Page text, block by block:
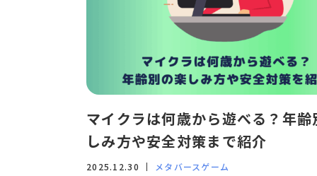
マイクラは何歳から遊べる？年齢
しみ方や安全対策まで紹介
2025.12.30 メタバースゲーム